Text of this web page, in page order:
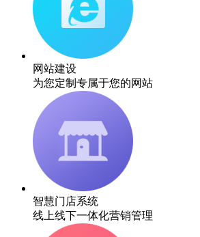
网站建设
为您定制专属于您的网站
智慧门店系统
线上线下一体化营销管理